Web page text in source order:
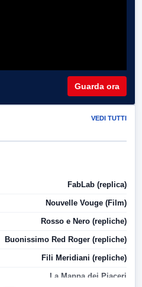
Guarda ora
VEDI TUTTI
FabLab (replica)
Nouvelle Vouge (Film)
Rosso e Nero (repliche)
Buonissimo Red Roger (repliche)
Fili Meridiani (repliche)
La Mappa dei Piaceri